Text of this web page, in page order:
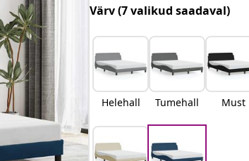
Värv(7 valikud saadaval)
Helehall Tumehall Must